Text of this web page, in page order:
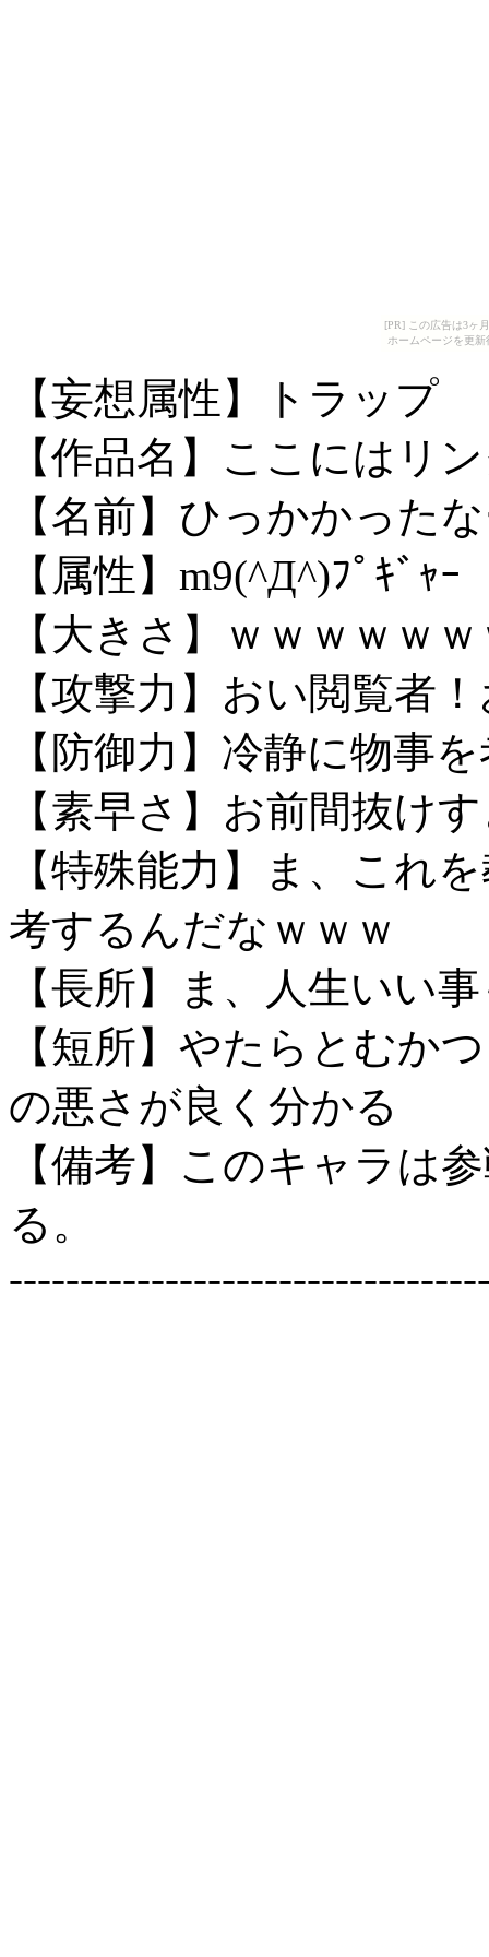
[PR] この広告は3ヶ
ホームページを更
【妄想属性】トラップ
【作品名】ここにはリ
【名前】ひっかかった
【属性】m9(^Д^)ﾌﾟｷﾞｬｰ
【大きさ】ｗｗｗｗｗ
【攻撃力】おい閲覧者
【防御力】冷静に物事
【素早さ】お前間抜け
【特殊能力】ま、これ
考するんだなｗｗｗ
【長所】ま、人生いい
【短所】やたらとむか
の悪さが良く分かる
【備考】このキャラは
る。